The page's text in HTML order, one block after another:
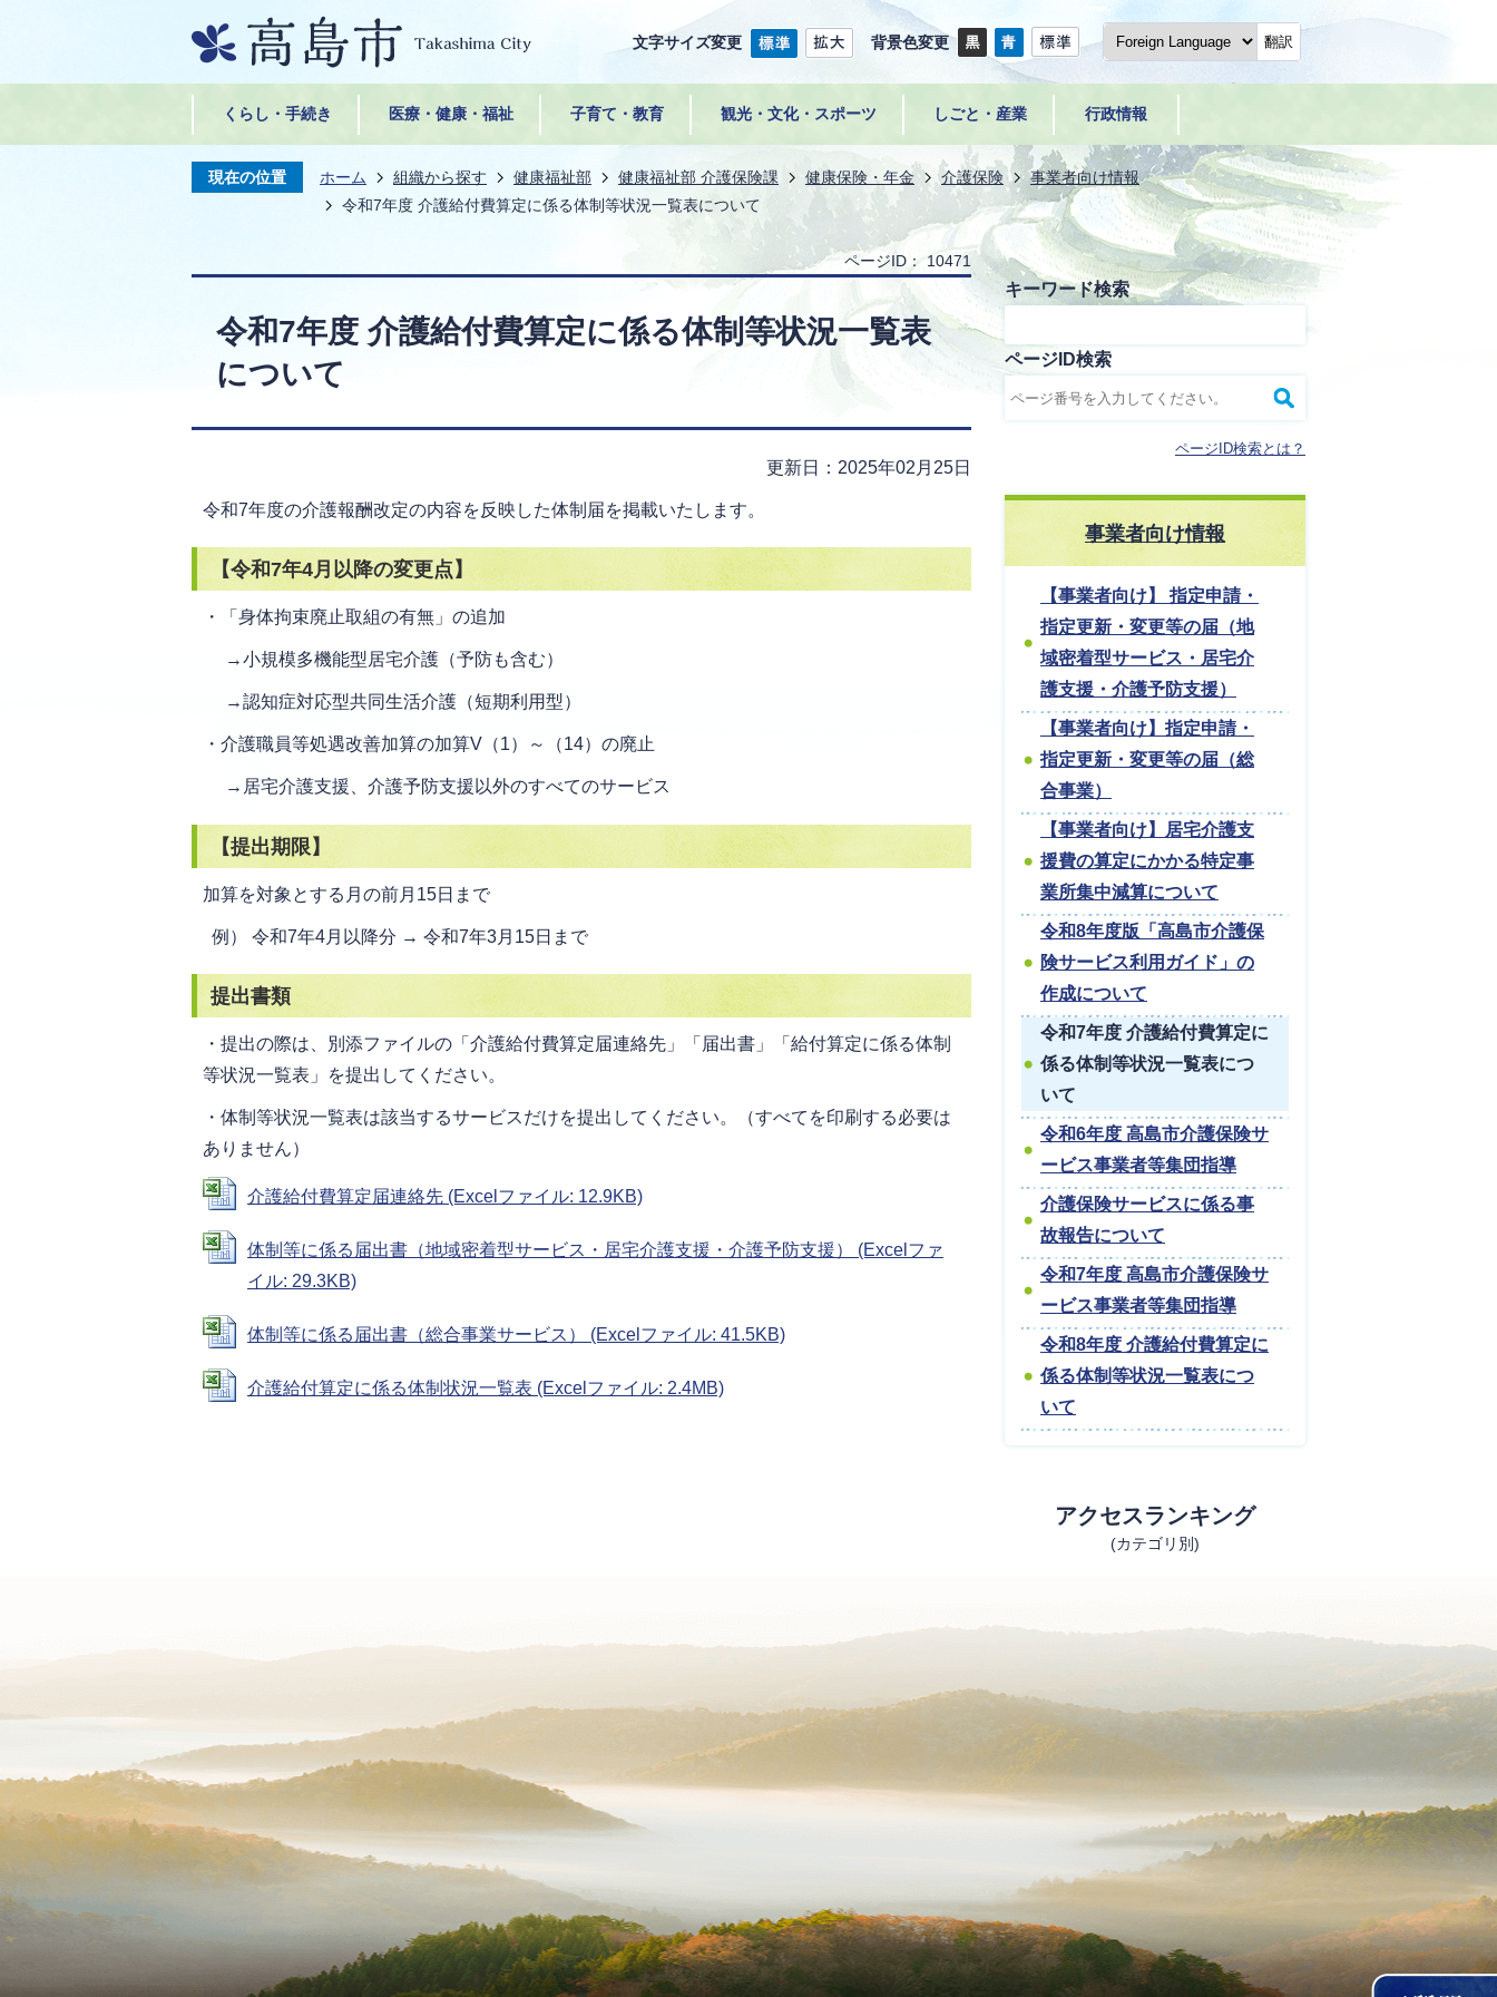
文字サイズ変更 背景色変更 翻訳
くらし・手続き 医療・健康・福祉 子育て・教育 観光・文化・スポーツ しごと・産業 行政情報
現在の位置 ホーム 組織から探す 健康福祉部 健康福祉部 介護保険課 健康保険・年金 介護保険
事業者向け情報
令和7年度 介護給付費算定に係る体制等状況一覧表について
ページID： 10471
令和7年度 介護給付費算定に係る体制等状況一覧表
について
更新日：2025年02月25日
令和7年度の介護報酬改定の内容を反映した体制届を掲載いたします。
【令和7年4月以降の変更点】
・「身体拘束廃止取組の有無」の追加
→小規模多機能型居宅介護（予防も含む）
→認知症対応型共同生活介護（短期利用型）
・介護職員等処遇改善加算の加算V（1）～（14）の廃止
→居宅介護支援、介護予防支援以外のすべてのサービス
【提出期限】
加算を対象とする月の前月15日まで
例） 令和7年4月以降分 → 令和7年3月15日まで
提出書類
・提出の際は、別添ファイルの「介護給付費算定届連絡先」「届出書」「給付算定に係る体制
等状況一覧表」を提出してください。
・体制等状況一覧表は該当するサービスだけを提出してください。（すべてを印刷する必要は
ありません）
介護給付費算定届連絡先 (Excelファイル: 12.9KB)
体制等に係る届出書（地域密着型サービス・居宅介護支援・介護予防支援） (Excelファ
イル: 29.3KB)
体制等に係る届出書（総合事業サービス） (Excelファイル: 41.5KB)
介護給付算定に係る体制状況一覧表 (Excelファイル: 2.4MB)
キーワード検索
ページID検索
ページID検索とは？
事業者向け情報
【事業者向け】 指定申請・
指定更新・変更等の届（地
域密着型サービス・居宅介
護支援・介護予防支援）
【事業者向け】指定申請・
指定更新・変更等の届（総
合事業）
【事業者向け】居宅介護支
援費の算定にかかる特定事
業所集中減算について
令和8年度版「高島市介護保
険サービス利用ガイド」の
作成について
令和7年度 介護給付費算定に
係る体制等状況一覧表につ
いて
令和6年度 高島市介護保険サ
ービス事業者等集団指導
介護保険サービスに係る事
故報告について
令和7年度 高島市介護保険サ
ービス事業者等集団指導
令和8年度 介護給付費算定に
係る体制等状況一覧表につ
いて
アクセスランキング
(カテゴリ別)